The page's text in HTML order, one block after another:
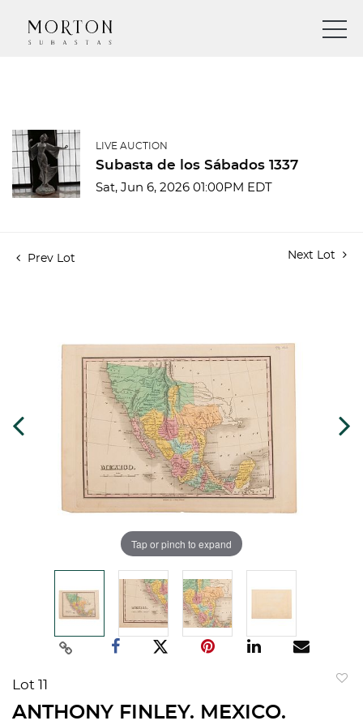
LIVE AUCTION
Subasta de los Sábados 1337
Sat, Jun 6, 2026 01:00PM EDT
Prev Lot Next Lot
Tap or pinch to expand
Lot 11
ANTHONY FINLEY. MEXICO.